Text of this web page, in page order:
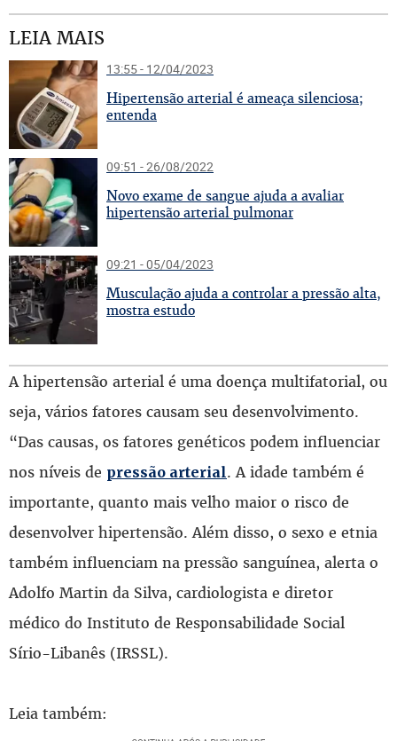
LEIA MAIS
13:55 - 12/04/2023
Hipertensão arterial é ameaça silenciosa;
entenda
09:51 - 26/08/2022
Novo exame de sangue ajuda a avaliar
hipertensão arterial pulmonar
09:21 - 05/04/2023
Musculação ajuda a controlar a pressão alta,
mostra estudo
A hipertensão arterial é uma doença multifatorial, ou
seja, vários fatores causam seu desenvolvimento.
“Das causas, os fatores genéticos podem influenciar
nos níveis de pressão arterial. A idade também é
importante, quanto mais velho maior o risco de
desenvolver hipertensão. Além disso, o sexo e etnia
também influenciam na pressão sanguínea, alerta o
Adolfo Martin da Silva, cardiologista e diretor
médico do Instituto de Responsabilidade Social
Sírio-Libanês (IRSSL).
Leia também: